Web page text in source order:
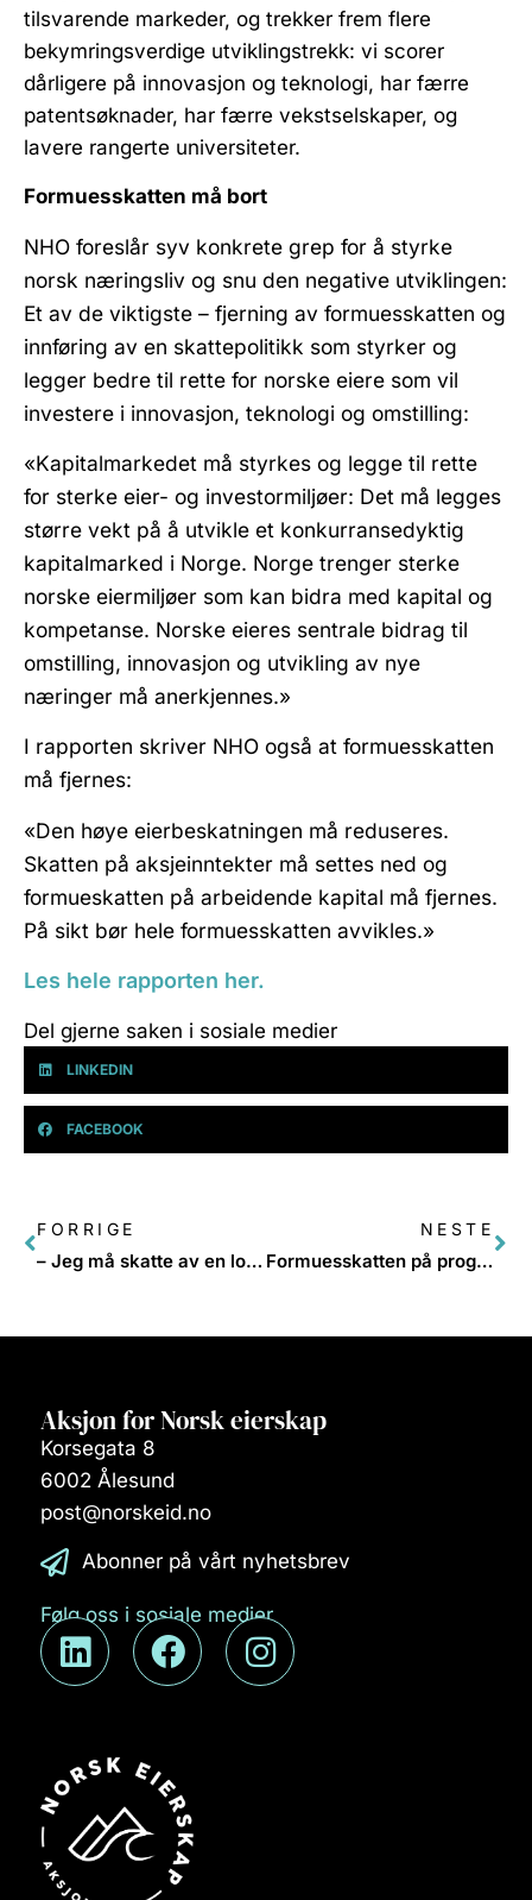
tilsvarende markeder, og trekker frem flere
bekymringsverdige utviklingstrekk: vi scorer
dårligere på innovasjon og teknologi, har færre
patentsøknader, har færre vekstselskaper, og
lavere rangerte universiteter.
Formuesskatten må bort
NHO foreslår syv konkrete grep for å styrke
norsk næringsliv og snu den negative utviklingen:
Et av de viktigste – fjerning av formuesskatten og
innføring av en skattepolitikk som styrker og
legger bedre til rette for norske eiere som vil
investere i innovasjon, teknologi og omstilling:
«Kapitalmarkedet må styrkes og legge til rette
for sterke eier- og investormiljøer: Det må legges
større vekt på å utvikle et konkurransedyktig
kapitalmarked i Norge. Norge trenger sterke
norske eiermiljøer som kan bidra med kapital og
kompetanse. Norske eieres sentrale bidrag til
omstilling, innovasjon og utvikling av nye
næringer må anerkjennes.»
I rapporten skriver NHO også at formuesskatten
må fjernes:
«Den høye eierbeskatningen må reduseres.
Skatten på aksjeinntekter må settes ned og
formueskatten på arbeidende kapital må fjernes.
På sikt bør hele formuesskatten avvikles.»
Les hele rapporten her.
Del gjerne saken i sosiale medier
LINKEDIN
FACEBOOK
FORRIGE
– Jeg må skatte av en lottokupong som ikke er trukket ennå. Det er helt sinnssykt
NESTE
Formuesskatten på programmet under Arendalsuka
Aksjon for Norsk eierskap
Korsegata 8
6002 Ålesund
post@norskeid.no
Abonner på vårt nyhetsbrev
Følg oss i sosiale medier